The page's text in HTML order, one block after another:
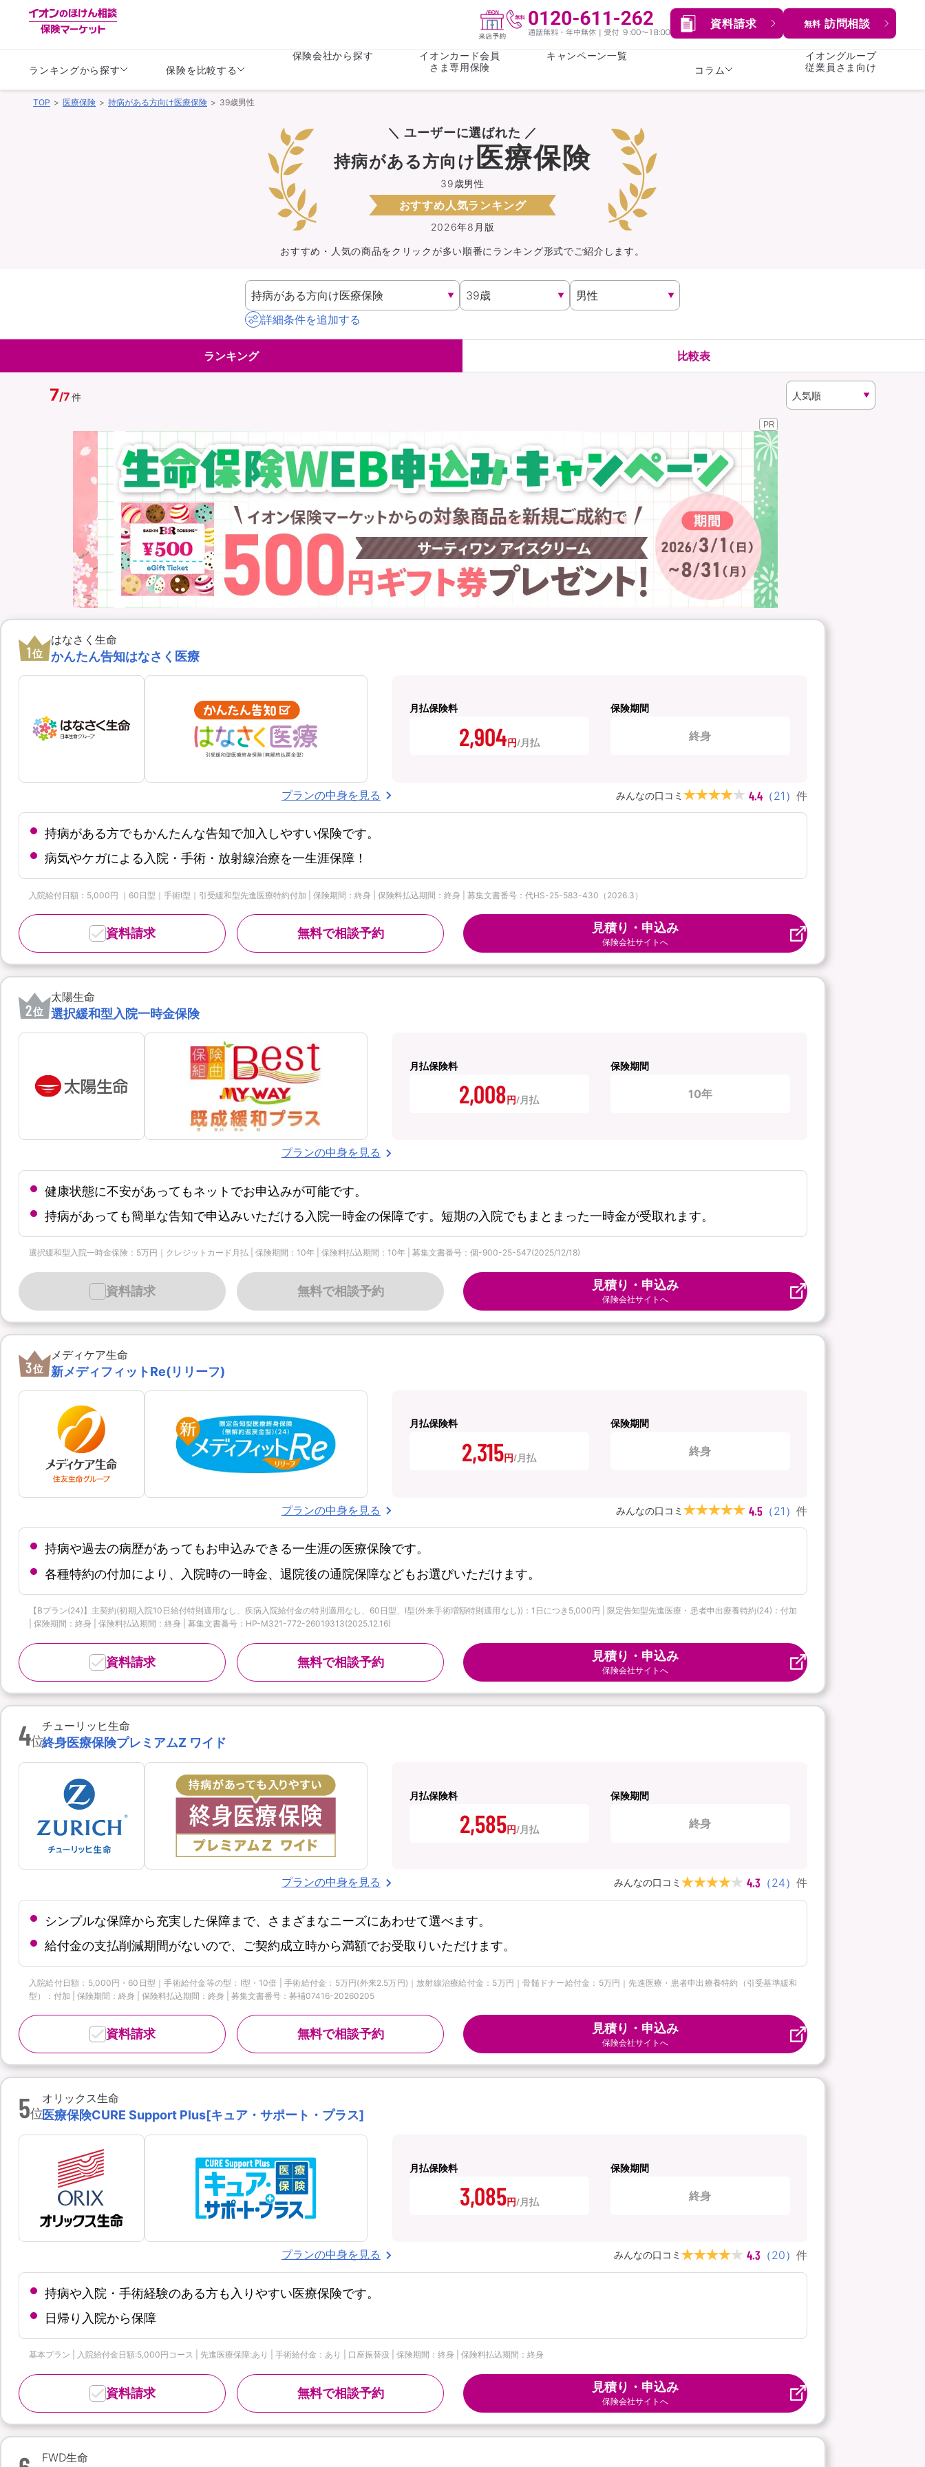
資料請求 無料 訪問相談
ランキングから探す
がん保険 女性医療保険
持病がある方向け
持病がある方向け
持病がある方向け
バイク保険 火災保険
ペット保険
スマホ保険
イオンカード会員さま
専用保険（損害保険）
WAON POINT還元型保険
保険を比較する
がん保険 女性医療保険
収入保障保険 介護・認知症保険
保険会社から探す
イオンカード会員
さま専用保険
キャンペーン一覧
コラム
ライフステージ 心配事
イオングループ
従業員さま向け
TOP 医療保険 持病がある方向け医療保険 39歳男性
＼ ユーザーに選ばれた ／
2026年8月版
39歳男性
持病がある方向け 医療保険
おすすめ人気ランキング
おすすめ・人気の商品をクリックが多い順番にランキング形式でご紹介します。
詳細条件を追加する
ランキング 比較表
7/7件
PR
1位
はなさく生命
かんたん告知はなさく医療
月払保険料
2,904円
保険期間
終身
プランの中身を見る みんなの口コミ 4.4 （21 ） 件
持病がある方でもかんたんな告知で加入しやすい保険です。
病気やケガによる入院・手術・放射線治療を一生涯保障！
入院給付日額：5,000円 ｜60日型｜手術Ⅰ型｜引受緩和型先進医療特約付加 | 保険期間：終身 | 保険料払込期間：終身 | 募集文書番号：代HS-25-583-430（2026.3）
無料で相談予約
資料請求 見積り・申込み
保険会社サイトへ
2位
太陽生命
選択緩和型入院一時金保険
月払保険料
2,008円
保険期間
10年
プランの中身を見る
健康状態に不安があってもネットでお申込みが可能です。
持病があっても簡単な告知で申込みいただける入院一時金の保障です。短期の入院でもまとまった一時金が受取れます。
選択緩和型入院一時金保険：5万円｜クレジットカード月払 | 保険期間：10年 | 保険料払込期間：10年 | 募集文書番号：個-900-25-547(2025/12/18)
無料で相談予約
資料請求 見積り・申込み
保険会社サイトへ
3位
メディケア生命
新メディフィットRe(リリーフ)
月払保険料
2,315円
保険期間
終身
プランの中身を見る みんなの口コミ 4.5 （21 ） 件
持病や過去の病歴があってもお申込みできる一生涯の医療保険です。
各種特約の付加により、入院時の一時金、退院後の通院保障などもお選びいただけます。
【Bプラン(24)】主契約(初期入院10日給付特則適用なし、疾病入院給付金の特則適用なし、60日型、Ⅰ型(外来手術増額特則適用なし))：1日につき5,000円 | 限定告知型先進医療・患者申出療養特約(24)：付加
| 保険期間：終身 | 保険料払込期間：終身 | 募集文書番号：HP-M321-772-26019313(2025.12.16)
無料で相談予約
資料請求 見積り・申込み
保険会社サイトへ
4位
チューリッヒ生命
終身医療保険プレミアムZ ワイド
月払保険料
2,585円
保険期間
終身
プランの中身を見る みんなの口コミ 4.3 （24） 件
シンプルな保障から充実した保障まで、さまざまなニーズにあわせて選べます。
給付金の支払削減期間がないので、ご契約成立時から満額でお受取りいただけます。
入院給付日額：5,000円・60日型｜手術給付金等の型：Ⅰ型・10倍 | 手術給付金：5万円(外来2.5万円)｜放射線治療給付金：5万円｜骨髄ドナー給付金：5万円｜先進医療・患者申出療養特約（引受基準緩和
型）：付加 | 保険期間：終身 | 保険料払込期間：終身 | 募集文書番号：募補07416-20260205
無料で相談予約
資料請求 見積り・申込み
保険会社サイトへ
5位
オリックス生命
医療保険CURE Support Plus[キュア・サポート・プラス]
月払保険料
3,085円
保険期間
終身
プランの中身を見る みんなの口コミ 4.3 （20） 件
持病や入院・手術経験のある方も入りやすい医療保険です。
日帰り入院から保障
基本プラン | 入院給付金日額:5,000円コース | 先進医療保障:あり | 手術給付金：あり | 口座振替扱 | 保険期間：終身 | 保険料払込期間：終身
無料で相談予約
資料請求 見積り・申込み
保険会社サイトへ
FWD生命